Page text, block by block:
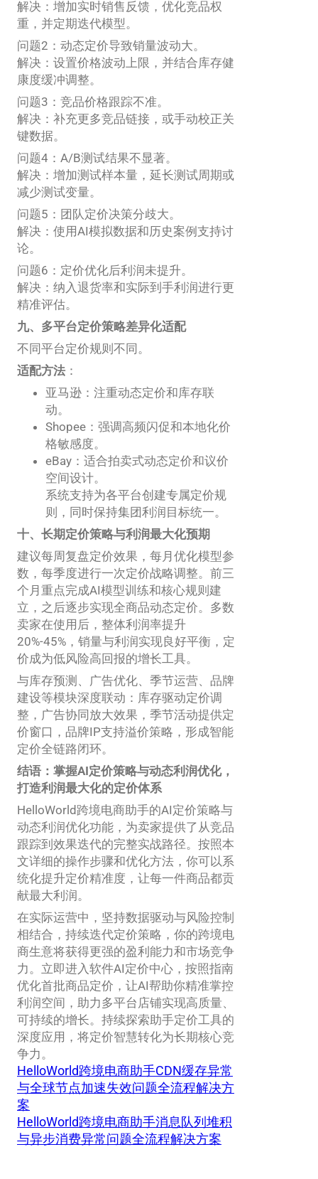
解决：增加实时销售反馈，优化竞品权
重，并定期迭代模型。
问题2：动态定价导致销量波动大。
解决：设置价格波动上限，并结合库存健
康度缓冲调整。
问题3：竞品价格跟踪不准。
解决：补充更多竞品链接，或手动校正关
键数据。
问题4：A/B测试结果不显著。
解决：增加测试样本量，延长测试周期或
减少测试变量。
问题5：团队定价决策分歧大。
解决：使用AI模拟数据和历史案例支持讨
论。
问题6：定价优化后利润未提升。
解决：纳入退货率和实际到手利润进行更
精准评估。
九、多平台定价策略差异化适配
不同平台定价规则不同。
适配方法 ：
亚马逊：注重动态定价和库存联
动。
Shopee：强调高频闪促和本地化价
格敏感度。
eBay：适合拍卖式动态定价和议价
空间设计。
系统支持为各平台创建专属定价规
则，同时保持集团利润目标统一。
十、长期定价策略与利润最大化预期
建议每周复盘定价效果，每月优化模型参
数，每季度进行一次定价战略调整。前三
个月重点完成AI模型训练和核心规则建
立，之后逐步实现全商品动态定价。多数
卖家在使用后，整体利润率提升
20%-45%，销量与利润实现良好平衡，定
价成为低风险高回报的增长工具。
与库存预测、广告优化、季节运营、品牌
建设等模块深度联动：库存驱动定价调
整，广告协同放大效果，季节活动提供定
价窗口，品牌IP支持溢价策略，形成智能
定价全链路闭环。
结语：掌握AI定价策略与动态利润优化，
打造利润最大化的定价体系
HelloWorld跨境电商助手的AI定价策略与
动态利润优化功能，为卖家提供了从竞品
跟踪到效果迭代的完整实战路径。按照本
文详细的操作步骤和优化方法，你可以系
统化提升定价精准度，让每一件商品都贡
献最大利润。
在实际运营中，坚持数据驱动与风险控制
相结合，持续迭代定价策略，你的跨境电
商生意将获得更强的盈利能力和市场竞争
力。立即进入软件AI定价中心，按照指南
优化首批商品定价，让AI帮助你精准掌控
利润空间，助力多平台店铺实现高质量、
可持续的增长。持续探索助手定价工具的
深度应用，将定价智慧转化为长期核心竞
争力。
HelloWorld跨境电商助手CDN缓存异常
与全球节点加速失效问题全流程解决方
案
HelloWorld跨境电商助手消息队列堆积
与异步消费异常问题全流程解决方案